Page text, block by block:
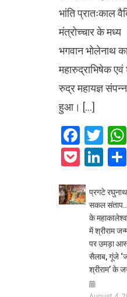
भांति प्रातःकाल
मंत्रोच्चार के मध्य
भगवान भोलेनाथ
महारुद्राभिषेक एवं
रुद्र महायज्ञ संपन्न
हुआ। […]
Pocket
प्रगटे
सकल
के
में श्रीराम
पर उमड़ा
सैलाब, गूंजे
श्रीराम’ के